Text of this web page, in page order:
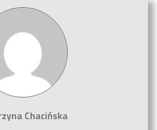
Chacińska